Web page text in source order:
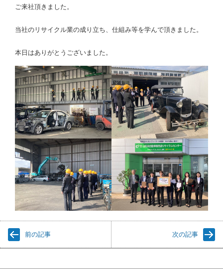
ご来社頂きました。
当社のリサイクル業の成り立ち、仕組み等を学んで頂きました。
本日はありがとうございました。
前の記事 次の記事